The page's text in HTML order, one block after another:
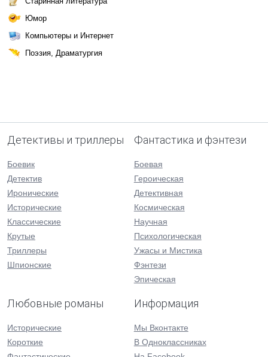
Юмор
Компьютеры и Интернет
Поэзия, Драматургия
Детективы и триллеры
Боевик
Детектив
Иронические
Исторические
Классические
Крутые
Триллеры
Шпионские
Фантастика и фэнтези
Боевая
Героическая
Детективная
Космическая
Научная
Психологическая
Ужасы и Мистика
Фэнтези
Эпическая
Любовные романы
Исторические
Короткие
Информация
Мы Вконтакте
В Одноклассниках